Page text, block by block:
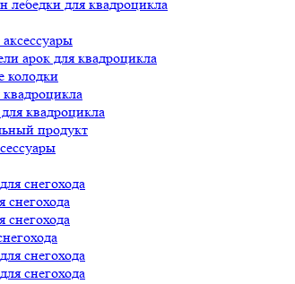
лебедки для квадроцикла
арок для квадроцикла
колодки
квадроцикла
продукт
снегохода
снегохода
снегохода
снегохода
снегохода